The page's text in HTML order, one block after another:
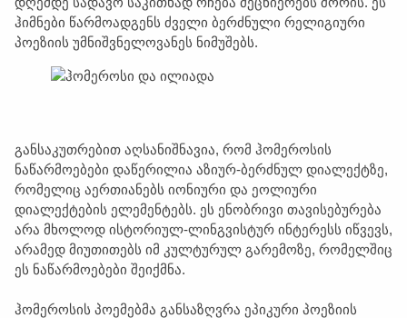
ჰიმნები წარმოადგენს ძველი ბერძნული რელიგიური
პოეზიის უმნიშვნელოვანეს ნიმუშებს.
განსაკუთრებით აღსანიშნავია, რომ ჰომეროსის
ნაწარმოებები დაწერილია აზიურ-ბერძნულ დიალექტზე,
რომელიც აერთიანებს იონიური და ეოლიური
დიალექტების ელემენტებს. ეს ენობრივი თავისებურება
არა მხოლოდ ისტორიულ-ლინგვისტურ ინტერესს იწვევს,
არამედ მიუთითებს იმ კულტურულ გარემოზე, რომელშიც
ეს ნაწარმოებები შეიქმნა.
ჰომეროსის პოემებმა განსაზღვრა ეპიკური პოეზიის